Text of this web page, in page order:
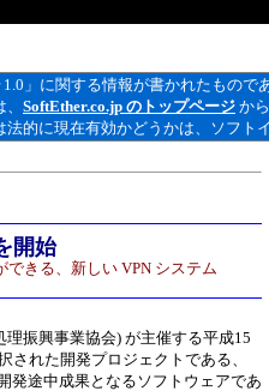
」に関する情報が書かれたもの
SoftEther.co.jp のトップページ か
的に現在有効かどうかは、ソフト
開始
きる、新しい VPN システム
振興事業協会) が主催する平成15
れた開発プロジェクトである、
発途中成果となるソフトウェアであ